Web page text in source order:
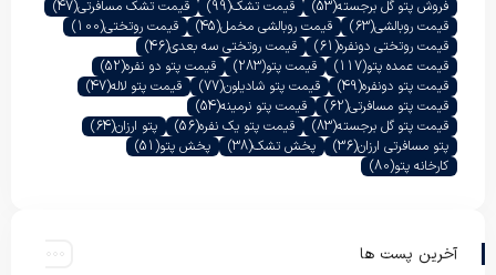
فروش پتو گل برجسته(53) قیمت تشک(99) قیمت تشک مسافرتی(47)
قیمت روبالشی(63) قیمت روبالشی مخمل(45) قیمت روتختی(100)
قیمت روتختی دونفره(61) قیمت روتختی سه بعدی(46)
قیمت عمده پتو(117) قیمت پتو(283) قیمت پتو دو نفره(52)
قیمت پتو دونفره(49) قیمت پتو شادیلون(77) قیمت پتو لاله(47)
قیمت پتو مسافرتی(62) قیمت پتو نرمینه(54)
قیمت پتو گل برجسته(83) قیمت پتو یک نفره(56) پتو ارزان(64)
پتو مسافرتی ارزان(36) پخش تشک(38) پخش پتو(51)
کارخانه پتو(80)
آخرین پست ها